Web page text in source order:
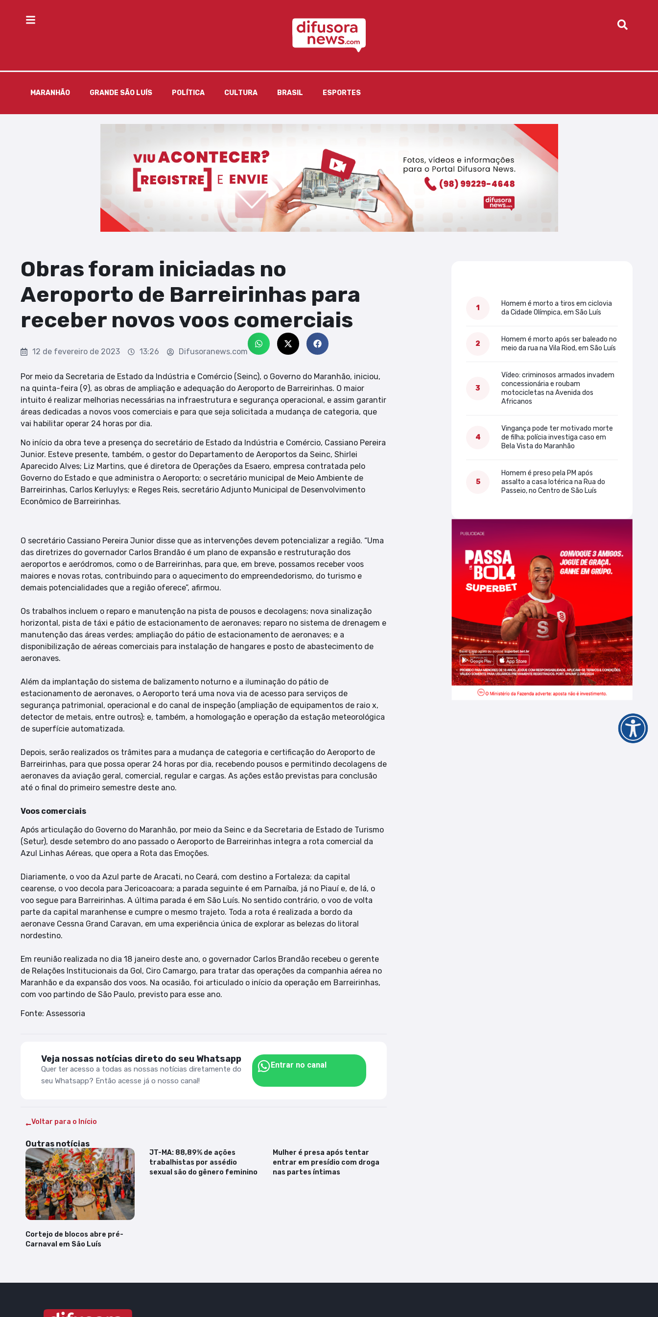
MARANHÃO GRANDE SÃO LUÍS POLÍTICA CULTURA BRASIL ESPORTES
Obras foram iniciadas no
Aeroporto de Barreirinhas para
receber novos voos comerciais
12 de fevereiro de 2023 13:26 Difusoranews.com
Por meio da Secretaria de Estado da Indústria e Comércio (Seinc), o Governo do Maranhão, iniciou,
na quinta-feira (9), as obras de ampliação e adequação do Aeroporto de Barreirinhas. O maior
intuito é realizar melhorias necessárias na infraestrutura e segurança operacional, e assim garantir
áreas dedicadas a novos voos comerciais e para que seja solicitada a mudança de categoria, que
vai habilitar operar 24 horas por dia.
No início da obra teve a presença do secretário de Estado da Indústria e Comércio, Cassiano Pereira
Junior. Esteve presente, também, o gestor do Departamento de Aeroportos da Seinc, Shirlei
Aparecido Alves; Liz Martins, que é diretora de Operações da Esaero, empresa contratada pelo
Governo do Estado e que administra o Aeroporto; o secretário municipal de Meio Ambiente de
Barreirinhas, Carlos Kerluylys; e Reges Reis, secretário Adjunto Municipal de Desenvolvimento
Econômico de Barreirinhas.
O secretário Cassiano Pereira Junior disse que as intervenções devem potencializar a região. “Uma
das diretrizes do governador Carlos Brandão é um plano de expansão e restruturação dos
aeroportos e aeródromos, como o de Barreirinhas, para que, em breve, possamos receber voos
maiores e novas rotas, contribuindo para o aquecimento do empreendedorismo, do turismo e
demais potencialidades que a região oferece”, afirmou.
Os trabalhos incluem o reparo e manutenção na pista de pousos e decolagens; nova sinalização
horizontal, pista de táxi e pátio de estacionamento de aeronaves; reparo no sistema de drenagem e
manutenção das áreas verdes; ampliação do pátio de estacionamento de aeronaves; e a
disponibilização de aéreas comerciais para instalação de hangares e posto de abastecimento de
aeronaves.
Além da implantação do sistema de balizamento noturno e a iluminação do pátio de
estacionamento de aeronaves, o Aeroporto terá uma nova via de acesso para serviços de
segurança patrimonial, operacional e do canal de inspeção (ampliação de equipamentos de raio x,
detector de metais, entre outros); e, também, a homologação e operação da estação meteorológica
de superfície automatizada.
Depois, serão realizados os trâmites para a mudança de categoria e certificação do Aeroporto de
Barreirinhas, para que possa operar 24 horas por dia, recebendo pousos e permitindo decolagens de
aeronaves da aviação geral, comercial, regular e cargas. As ações estão previstas para conclusão
até o final do primeiro semestre deste ano.
Voos comerciais
Após articulação do Governo do Maranhão, por meio da Seinc e da Secretaria de Estado de Turismo
(Setur), desde setembro do ano passado o Aeroporto de Barreirinhas integra a rota comercial da
Azul Linhas Aéreas, que opera a Rota das Emoções.
Diariamente, o voo da Azul parte de Aracati, no Ceará, com destino a Fortaleza; da capital
cearense, o voo decola para Jericoacoara; a parada seguinte é em Parnaíba, já no Piauí e, de lá, o
voo segue para Barreirinhas. A última parada é em São Luís. No sentido contrário, o voo de volta
parte da capital maranhense e cumpre o mesmo trajeto. Toda a rota é realizada a bordo da
aeronave Cessna Grand Caravan, em uma experiência única de explorar as belezas do litoral
nordestino.
Em reunião realizada no dia 18 janeiro deste ano, o governador Carlos Brandão recebeu o gerente
de Relações Institucionais da Gol, Ciro Camargo, para tratar das operações da companhia aérea no
Maranhão e da expansão dos voos. Na ocasião, foi articulado o início da operação em Barreirinhas,
com voo partindo de São Paulo, previsto para esse ano.
Fonte: Assessoria
Veja nossas notícias direto do seu Whatsapp
Quer ter acesso a todas as nossas notícias diretamente do
seu Whatsapp? Então acesse já o nosso canal!
Entrar no canal
Voltar para o Início
Outras notícias
Cortejo de blocos abre pré-
Carnaval em São Luís
JT-MA: 88,89% de ações
trabalhistas por assédio
sexual são do gênero feminino
Mulher é presa após tentar
entrar em presídio com droga
nas partes íntimas
Homem é morto a tiros em ciclovia
da Cidade Olímpica, em São Luís
Homem é morto após ser baleado no
meio da rua na Vila Riod, em São Luís
Vídeo: criminosos armados invadem
concessionária e roubam
motocicletas na Avenida dos
Africanos
Vingança pode ter motivado morte
de filha; polícia investiga caso em
Bela Vista do Maranhão
Homem é preso pela PM após
assalto a casa lotérica na Rua do
Passeio, no Centro de São Luís